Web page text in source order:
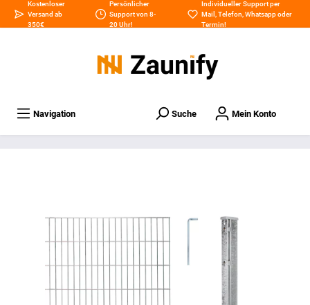
Kostenloser
Versand ab
350€
Persönlicher
Support von 8-
20 Uhr!
Individueller Support per
Mail,Telefon,Whatsappoder
Termin!
Navigation Suche Mein Konto